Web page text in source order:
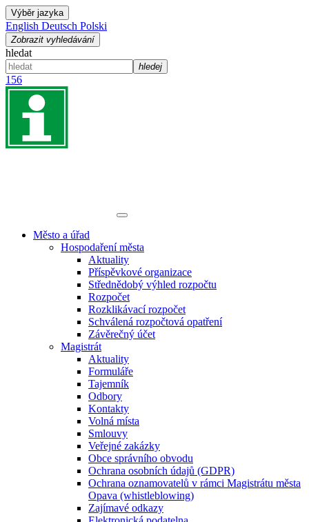
Výběr jazyka
English Deutsch Polski
Zobrazit vyhledávání
hledat
hledej
156
Město a úřad
Hospodaření města
Aktuality
Příspěvkové organizace
Střednědobý výhled rozpočtu
Rozpočet
Rozklikávací rozpočet
Schválená rozpočtová opatření
Závěrečný účet
Magistrát
Aktuality
Formuláře
Tajemník
Odbory
Kontakty
Volná místa
Smlouvy
Veřejné zakázky
Obce správního obvodu
Ochrana osobních údajů (GDPR)
Ochrana oznamovatelů v rámci Magistrátu města
Opava (whistleblowing)
Zajímavé odkazy